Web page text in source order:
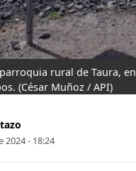
rural de Taura,
(César Muñoz / API)
2024 - 18:24